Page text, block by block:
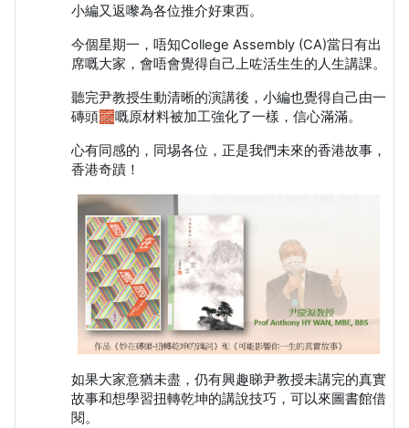
小編又返嚟為各位推介好東西。
今個星期一，唔知College Assembly (CA)當日有出
席嘅大家，會唔會覺得自己上咗活生生的人生講課。
聽完尹教授生動清晰的演講後，小編也覺得自己由一
磚頭🧱嘅原材料被加工強化了一樣，信心滿滿。
心有同感的，同埸各位，正是我們未來的香港故事，
香港奇蹟！
如果大家意猶未盡，仍有興趣睇尹教授未講完的真實
故事和想學習扭轉乾坤的講說技巧，可以來圖書館借
閱。